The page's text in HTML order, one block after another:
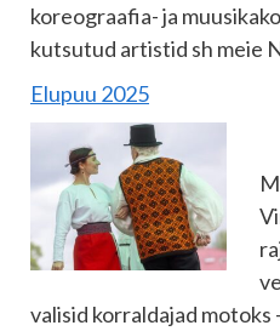
koreograafia- ja
kutsutud artistid sh meie
Elupuu 2025
valisid korraldajad motoks